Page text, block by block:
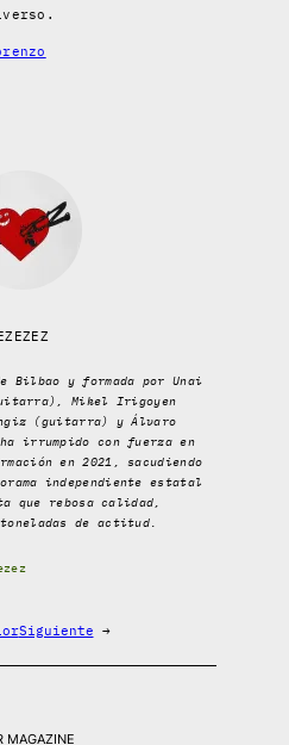
Bilbao y formada por Unai
Mikel Irigoyen
(guitarra) y Álvaro
irrumpido con fuerza en
en 2021, sacudiendo
independiente estatal
que rebosa calidad,
de actitud.
Siguiente →
MAGAZINE